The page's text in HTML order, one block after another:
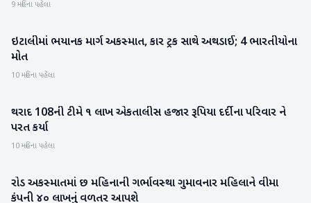
9 મહિના પહેલા
આંતરરાષ્ટ્રીય
ઇટાલીમાં ભયાનક માર્ગ અકસ્માત, કાર ટ્રક સાથે અથડાઈ; 4 ભારતીયોના
મોત
10 મહિના પહેલા
બનાસકાંઠા
થરાદ 108ની ટીમે ૧ લાખ એકતાલીસ હજાર રૂપિયા દર્દીના પરિવાર ને
પરત કર્યા
10 મહિના પહેલા
રાષ્ટ્રીય
રોડ અકસ્‍માતમાં છ મહિનાની ગર્ભાવસ્‍થા ગુમાવનાર મહિલાને વીમા
કંપની ૪૦ લાખનું વળતર આપશે